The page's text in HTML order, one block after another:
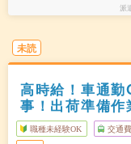
派
未読
高時給！車通
事！出荷準備作
職種未経験OK 交通